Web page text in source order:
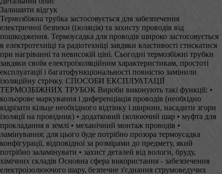
Залишити відгук
Термозбіжна трубка застосовується для забезпечення
електричної безпеки (ізоляція) та захисту проводів від
пошкодження. Термоусадка для проводів широко застосовується
в електротехніці та радіотехніці завдяки властивості стискатися
при нагріванні та невисокій ціні. Сьогодні термозбіжні трубки
завдяки своїм електроізоляційним характеристикам, простоті
експлуатації і багатофункціональності повністю замінили
ізоляційну стрічку. СПОСОБИ ЕКСПЛУАТАЦІЇ
ТЕРМОЗБІЖНИХ ТРУБОК Вироби виконують такі функції: •
кольорове маркування і диференціація проводів (необхідно
відрізати кільце необхідного відтінку і ширини, насадити згори
ізоляції на провідник) • додатковий ізолюючий шар • муфта для
прокладання в землі • механічний монтаж проводів •
ламінування: для цього буде потрібно прозора термоусадка
конфігурації, відповідної за розмірами до предмету, який
потрібно заламінувати • захист деталей від вологи, бруду,
хімічних складів Основна сфера використання - забезпечення
електроізолюючого шару, безпечне з'єднання струмоведучих